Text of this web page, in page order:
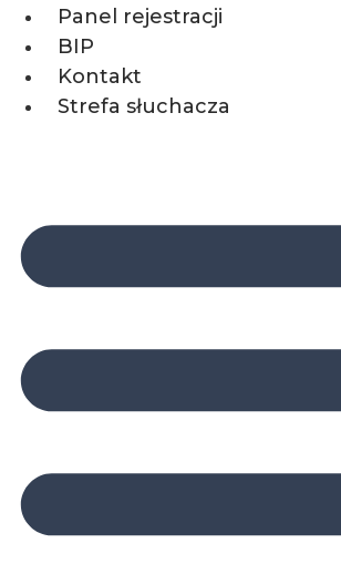
Panel rejestracji
BIP
Kontakt
Strefa słuchacza